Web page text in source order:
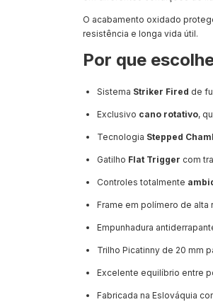
O acabamento oxidado
resistência e longa vida útil.
Por que
Sistema Striker Fired de
Exclusivo cano rotativo,
Tecnologia Stepped
Gatilho Flat Trigger com
Controles totalmente
Frame em polímero de alta
Empunhadura
Trilho Picatinny de 20 mm
Excelente equilíbrio entre
Fabricada na Eslováquia